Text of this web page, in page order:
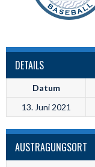
DETAILS
Datum
13. Juni 2021
AUSTRAGUNGSORT